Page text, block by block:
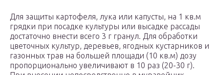
Для защиты картофеля, лука или капусты, на 1 кв.м
грядки при посадке культуры или высадке рассады
достаточно внести всего 3 г гранул. Для обработки
цветочных культур, деревьев, ягодных кустарников и
газонных трав на большей площади (10 кв.м) дозу
пропорционально увеличивают в 10 раз (20-30 г).